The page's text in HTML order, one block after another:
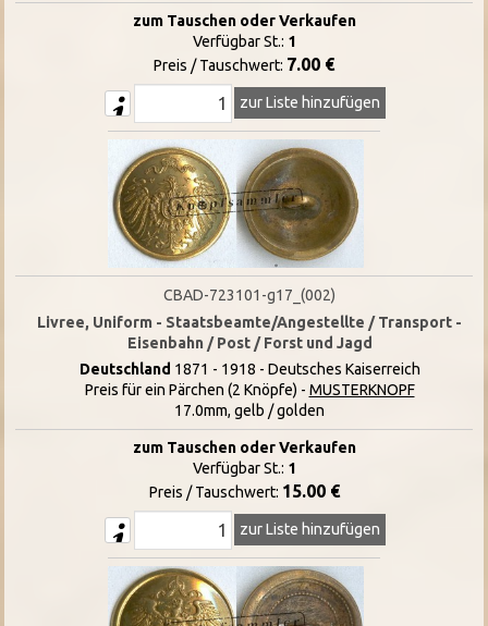
zum Tauschen oder Verkaufen
Verfügbar St.: 1
Preis / Tauschwert: 7.00 €
zur Liste hinzufügen
CBAD-723101-g17_(002)
Livree, Uniform - Staatsbeamte/Angestellte / Transport -
Eisenbahn / Post / Forst und Jagd
Deutschland 1871 - 1918 - Deutsches Kaiserreich
Preis für ein Pärchen (2 Knöpfe) - MUSTERKNOPF
17.0mm, gelb / golden
zum Tauschen oder Verkaufen
Verfügbar St.: 1
Preis / Tauschwert: 15.00 €
zur Liste hinzufügen